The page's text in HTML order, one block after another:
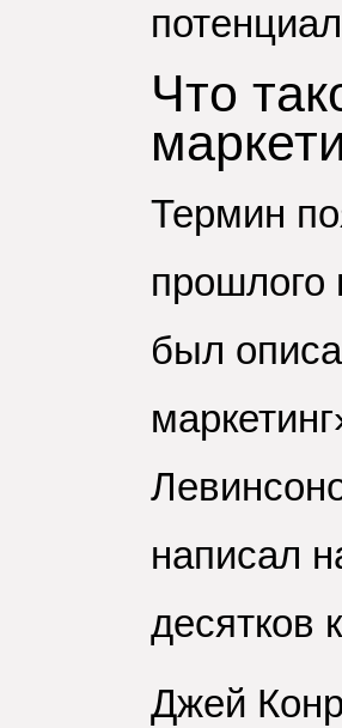
Что
Термин
прошлого
был
написал
десятков
Джей